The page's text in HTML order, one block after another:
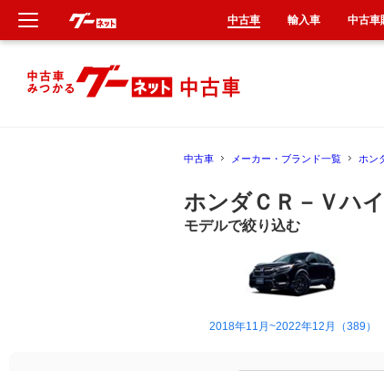
中古車 メーカー・ブランド一覧 ホン
ホンダＣＲ－Ｖハ
モデルで絞り込む
2018年11月~2022年12月（389）
中古車 輸入車 中古車
新車